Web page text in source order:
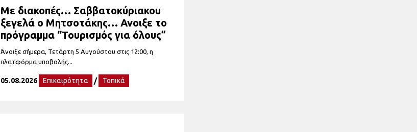
Με διακοπές… Σαββατοκύριακου
ξεγελά ο Μητσοτάκης… Ανοιξε το
πρόγραμμα “Τουρισμός για όλους”
Άνοιξε σήμερα, Τετάρτη 5 Αυγούστου στις 12:00, η
πλατφόρμα υποβολής...
05.08.2026 Επικαιρότητα / Τοπικά